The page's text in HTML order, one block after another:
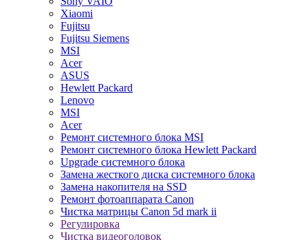
Xiaomi
Fujitsu
Fujitsu Siemens
MSI
Acer
ASUS
Hewlett Packard
Lenovo
MSI
Acer
Ремонт системного блока MSI
Ремонт системного блока Hewlett Packard
Upgrade системного блока
Замена жесткого диска системного блока
Замена накопителя на SSD
Ремонт фотоаппарата Canon
Чистка матрицы Canon 5d mark ii
Регулировка
Чистка видеоголовок